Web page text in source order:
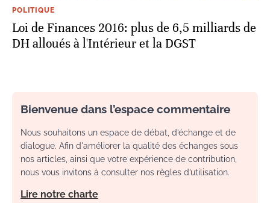
POLITIQUE
Loi de Finances 2016: plus de 6,5 milliards de
DH alloués à l'Intérieur et la DGST
Bienvenue dans l’espace commentaire
Nous souhaitons un espace de débat, d’échange et de
dialogue. Afin d'améliorer la qualité des échanges sous
nos articles, ainsi que votre expérience de contribution,
nous vous invitons à consulter nos règles d’utilisation.
Lire notre charte